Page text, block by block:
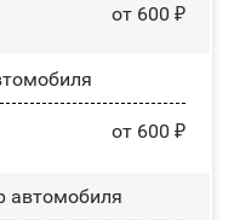
от 600 ₽
от 600 ₽
автомобиля